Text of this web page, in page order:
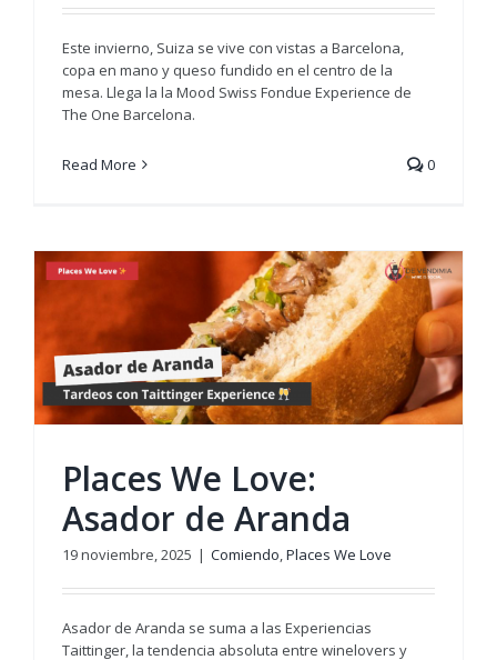
Este invierno, Suiza se vive con vistas a Barcelona,
copa en mano y queso fundido en el centro de la
mesa. Llega la la Mood Swiss Fondue Experience de
The One Barcelona.
Read More 0
Places We Love:
Asador de Aranda
19 noviembre, 2025 | Comiendo,Places We Love
Asador de Aranda se suma a las Experiencias
Taittinger, la tendencia absoluta entre winelovers y